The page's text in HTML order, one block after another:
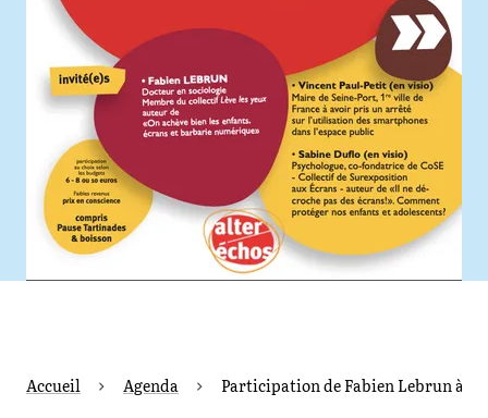
Accueil Agenda Participation de Fabien Lebrun à la